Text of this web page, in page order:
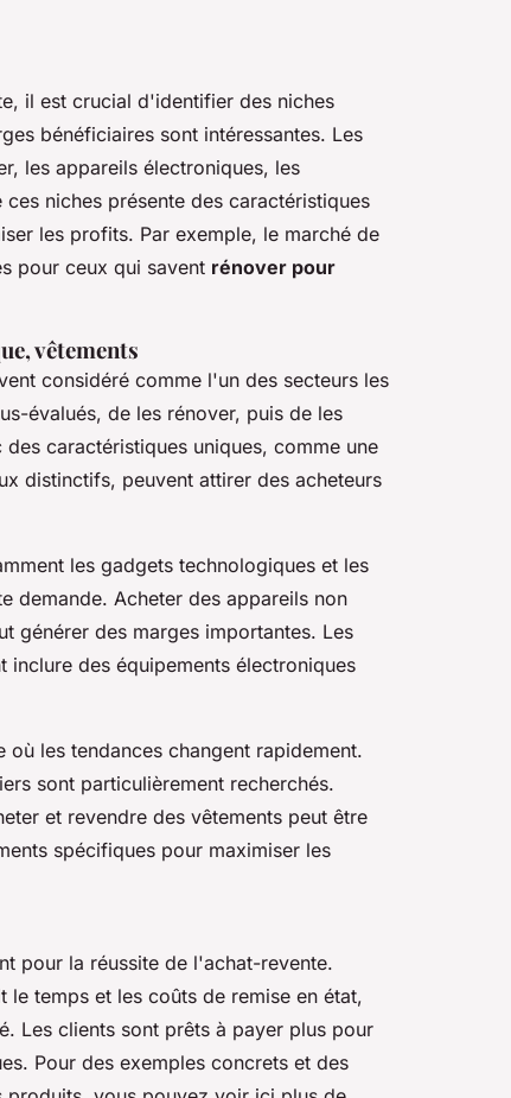
il est crucial d'identifier des niches
bénéficiaires sont intéressantes. Les
les appareils électroniques, les
niches présente des caractéristiques
les profits. Par exemple, le marché de
pour ceux qui savent rénover pour
vêtements
considéré comme l'un des secteurs les
évalués, de les rénover, puis de les
caractéristiques uniques, comme une
distinctifs, peuvent attirer des acheteurs
les gadgets technologiques et les
demande. Acheter des appareils non
générer des marges importantes. Les
inclure des équipements électroniques
les tendances changent rapidement.
sont particulièrement recherchés.
et revendre des vêtements peut être
spécifiques pour maximiser les
pour la réussite de l'achat-revente.
temps et les coûts de remise en état,
Les clients sont prêts à payer plus pour
Pour des exemples concrets et des